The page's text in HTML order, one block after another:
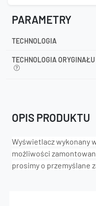
PARAMETRY
TECHNOLOGIA
TECHNOLOGIA ORYGINAŁU
OPIS PRODUKTU
Wyświetlacz wykonany
możliwości
prosimy o przemyślane